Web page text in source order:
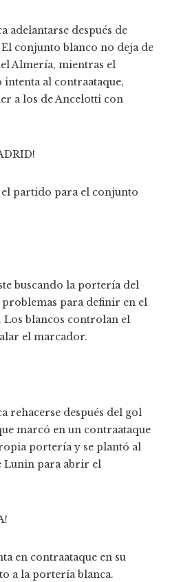
adelantarse después de
conjunto blanco no deja de
Almería, mientras el
al contraataque,
a los de Ancelotti con
partido para el conjunto
buscando la portería del
para definir en el
Los blancos controlan el
el marcador.
rehacerse después del gol
marcó en un contraataque
portería y se plantó al
Lunin para abrir el
en contraataque en su
a la portería blanca.